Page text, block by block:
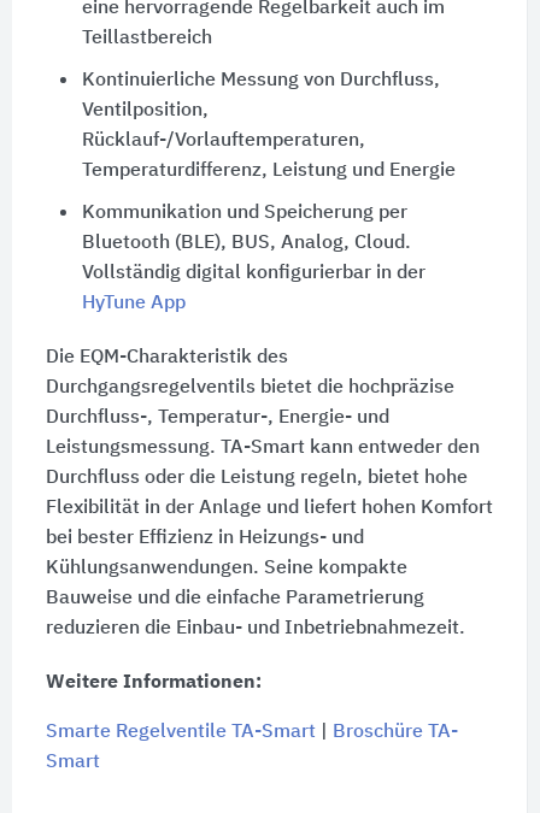
eine hervorragende Regelbarkeit auch im
Teillastbereich
Kontinuierliche Messung von Durchfluss,
Ventilposition,
Rücklauf-/Vorlauftemperaturen,
Temperaturdifferenz, Leistung und Energie
Kommunikation und Speicherung per
Bluetooth (BLE), BUS, Analog, Cloud.
Vollständig digital konfigurierbar in der
HyTune App
Die EQM-Charakteristik des
Durchgangsregelventils bietet die hochpräzise
Durchfluss-, Temperatur-, Energie- und
Leistungsmessung. TA-Smart kann entweder den
Durchfluss oder die Leistung regeln, bietet hohe
Flexibilität in der Anlage und liefert hohen Komfort
bei bester Effizienz in Heizungs- und
Kühlungsanwendungen. Seine kompakte
Bauweise und die einfache Parametrierung
reduzieren die Einbau- und Inbetriebnahmezeit.
Weitere Informationen:
Smarte Regelventile TA-Smart|
Broschüre TA-
Smart